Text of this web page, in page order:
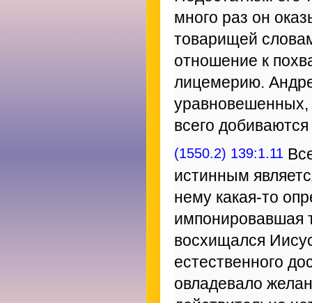
много раз он
товарищей
отношение к
лицемерию.
всего
(1550.2) 139:1.11
истинным
нему какая-то
импонировавшая
восхищался
естественного
овладевало